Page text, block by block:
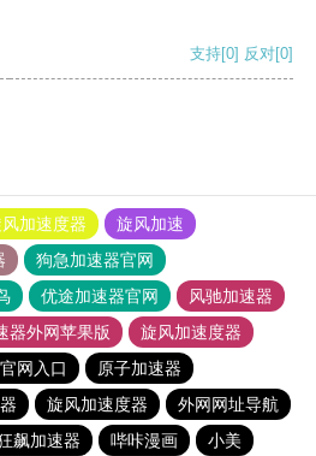
支持[0] 反对[0]
加速度器
旋风加速
狗急加速器官网
优途加速器官网
风驰加速器
器外网苹果版
旋风加速度器
网入口
原子加速器
旋风加速度器
外网网址导航
飙加速器 哔咔漫画
小美